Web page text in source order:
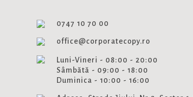
0747 10 70 00
office@corporatecopy.ro
Luni-Vineri - 08:00 - 20:00
Sâmbătă - 09:00 - 18:00
Duminica - 10:00 - 16:00